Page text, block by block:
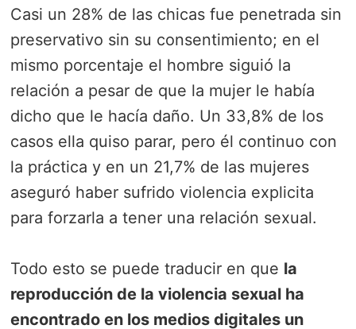
Casi un 28% de las chicas fue penetrada sin
preservativo sin su consentimiento; en el
mismo porcentaje el hombre siguió la
relación a pesar de que la mujer le había
dicho que le hacía daño. Un 33,8% de los
casos ella quiso parar, pero él continuo con
la práctica y en un 21,7% de las mujeres
aseguró haber sufrido violencia explicita
para forzarla a tener una relación sexual.
Todo esto se puede traducir en que la
reproducción de la violencia sexual ha
encontrado en los medios digitales un